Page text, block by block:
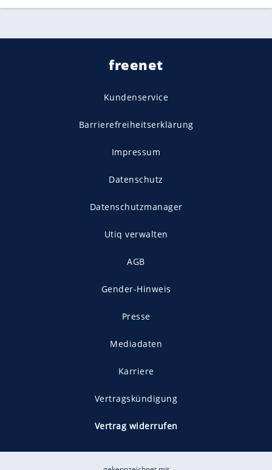
freenet
Kundenservice
Barrierefreiheitserklärung
Impressum
Datenschutz
Datenschutzmanager
Utiq verwalten
AGB
Gender-Hinweis
Presse
Mediadaten
Karriere
Vertragskündigung
Vertrag widerrufen